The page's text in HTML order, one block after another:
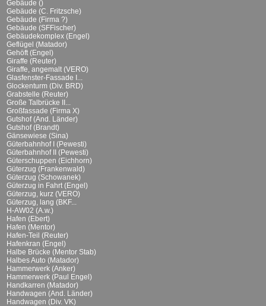
Gebäude ()
Gebäude (C. Fritzsche)
Gebäude (Firma ?)
Gebäude (SFFischer)
Gebäudekomplex (Engel)
Geflügel (Matador)
Gehöft (Engel)
Giraffe (Reuter)
Giraffe, angemalt (VERO)
Glasfenster-Fassade I...
Glockenturm (Div. BRD)
Grabstelle (Reuter)
Große Talbrücke II...
Großfassade (Firma X)
Gutshof (And. Länder)
Gutshof (Brandt)
Gänsewiese (Sina)
Güterbahnhof I (Pewesti)
Güterbahnhof II (Pewesti)
Güterschuppen (Eichhorn)
Güterzug (Frankenwald)
Güterzug (Schowanek)
Güterzug in Fahrt (Engel)
Güterzug, kurz (VERO)
Güterzug, lang (BKF...
H-AW02 (A.w.)
Hafen (Ebert)
Hafen (Mentor)
Hafen-Teil (Reuter)
Hafenkran (Engel)
Halbe Brücke (Mentor Stab)
Halbes Auto (Matador)
Hammerwerk (Anker)
Hammerwerk (Paul Engel)
Handkarren (Matador)
Handwagen (And. Länder)
Handwagen (Div. VK)